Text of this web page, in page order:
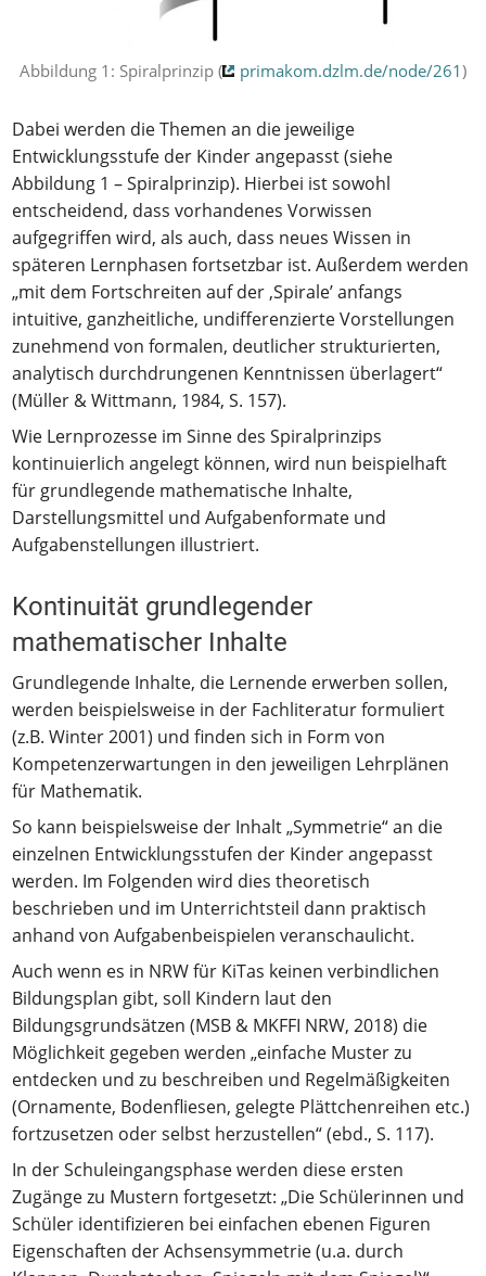
Abbildung 1: Spiralprinzip ( primakom.dzlm.de/node/261)
Dabei werden die Themen an die jeweilige
Entwicklungsstufe der Kinder angepasst (siehe
Abbildung 1 – Spiralprinzip). Hierbei ist sowohl
entscheidend, dass vorhandenes Vorwissen
aufgegriffen wird, als auch, dass neues Wissen in
späteren Lernphasen fortsetzbar ist. Außerdem werden
„mit dem Fortschreiten auf der ‚Spirale’ anfangs
intuitive, ganzheitliche, undifferenzierte Vorstellungen
zunehmend von formalen, deutlicher strukturierten,
analytisch durchdrungenen Kenntnissen überlagert“
(Müller & Wittmann, 1984, S. 157).
Wie Lernprozesse im Sinne des Spiralprinzips
kontinuierlich angelegt können, wird nun beispielhaft
für grundlegende mathematische Inhalte,
Darstellungsmittel und Aufgabenformate und
Aufgabenstellungen illustriert.
Kontinuität grundlegender
mathematischer Inhalte
Grundlegende Inhalte, die Lernende erwerben sollen,
werden beispielsweise in der Fachliteratur formuliert
(z.B. Winter 2001) und finden sich in Form von
Kompetenzerwartungen in den jeweiligen Lehrplänen
für Mathematik.
So kann beispielsweise der Inhalt „Symmetrie“ an die
einzelnen Entwicklungsstufen der Kinder angepasst
werden. Im Folgenden wird dies theoretisch
beschrieben und im Unterrichtsteil dann praktisch
anhand von Aufgabenbeispielen veranschaulicht.
Auch wenn es in NRW für KiTas keinen verbindlichen
Bildungsplan gibt, soll Kindern laut den
Bildungsgrundsätzen (MSB & MKFFI NRW, 2018) die
Möglichkeit gegeben werden „einfache Muster zu
entdecken und zu beschreiben und Regelmäßigkeiten
(Ornamente, Bodenfliesen, gelegte Plättchenreihen etc.)
fortzusetzen oder selbst herzustellen“ (ebd., S. 117).
In der Schuleingangsphase werden diese ersten
Zugänge zu Mustern fortgesetzt: „Die Schülerinnen und
Schüler identifizieren bei einfachen ebenen Figuren
Eigenschaften der Achsensymmetrie (u.a. durch